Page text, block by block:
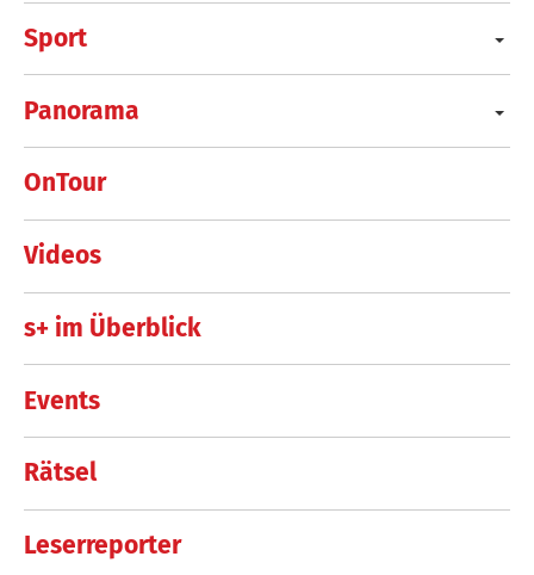
Sport
Panorama
OnTour
Videos
s+ im Überblick
Events
Rätsel
Leserreporter